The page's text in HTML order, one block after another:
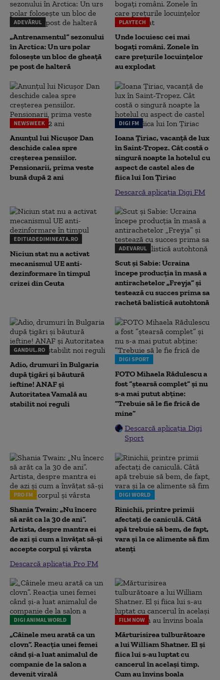
ADEVĂRUL
„Antrenamentul” sezonului
în Arctica: Un urs polar
folosește un bloc de gheață
pe post de halteră
PLAYTECH
Unde locuiesc cei mai
bogați români. Zonele în
care prețurile locuințelor
au explodat
NEWSWEEK
Anunțul lui Nicușor Dan
deschide calea spre
creșterea pensiilor.
Pensionarii, prima veste
bună după 2 ani
DIGI FM
Ioana Țiriac, vacanță de lux
în Saint-Tropez. Cât costă o
singură noapte la hotelul cu
aspect de castel ales de
fiica lui Ion Țiriac
Descarcă aplicația Digi FM
EDITIADEDIMINEATA.RO
Niciun stat nu a activat
mecanismul UE anti-
dezinformare în timpul
crizei din Ceuta
ADEVARUL
Scut și Sabie: Ucraina
începe producția în masă a
antirachetelor „Freyja” și
testează cu succes prima sa
rachetă balistică autohtonă
GANDUL.RO
Adio, drumuri în Bulgaria
după țigări și băutură
ieftine! ANAF și
Autoritatea Vamală au
stabilit noi reguli
DIGI SPORT
FOTO Mihaela Rădulescu a
fost ”ștearsă complet” și nu
s-a mai putut abține:
”Trebuie să le fie frică de
mine”
Descarcă aplicația Digi
Sport
PRO FM
Shania Twain: „Nu încerc
să arăt ca la 30 de ani”.
Artista, despre mantra ei
de azi și cum a învățat să-și
accepte corpul și vârsta
Descarcă aplicația Pro FM
DIGI WORLD
Rinichii, printre primii
afectați de caniculă. Câtă
apă trebuie să bem, de fapt,
vara și la ce alimente să fim
atenți
DIGI ANIMAL WORLD
„Câinele meu arată ca un
clovn”. Reacția unei femei
când și-a luat animalul de
companie de la salon a
devenit virală
FILM NOW
Mărturisirea tulburătoare
a lui William Shatner. El și
fiica lui s-au luptat cu
cancerul în același timp.
Cum au învins boala